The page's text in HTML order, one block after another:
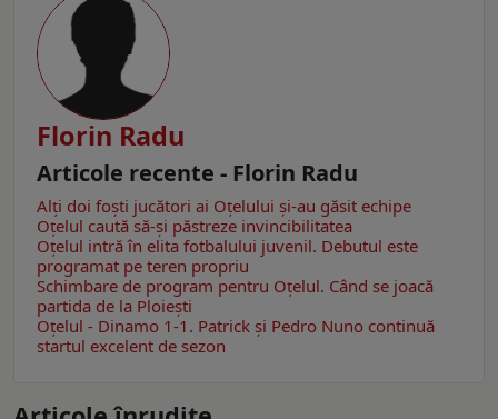
Florin Radu
Articole recente - Florin Radu
Alți doi foști jucători ai Oțelului și-au găsit echipe
Oțelul caută să-și păstreze invincibilitatea
Oțelul intră în elita fotbalului juvenil. Debutul este
programat pe teren propriu
Schimbare de program pentru Oțelul. Când se joacă
partida de la Ploiești
Oțelul - Dinamo 1-1. Patrick și Pedro Nuno continuă
startul excelent de sezon